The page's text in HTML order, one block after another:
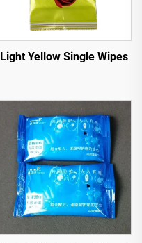
Light Yellow Single Wipes